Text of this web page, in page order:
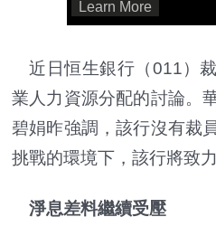
近日恒生銀行（011）
業人力資源分配的討論。
碧娟昨強調，該行沒有裁
挑戰的環境下，該行將致
淨息差料繼續受壓